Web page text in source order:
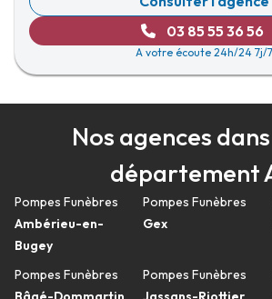
03 85 55 36 56
A votre écoute 24h/24 7j/7
Nos agences
département
Pompes Funèbres
Ambérieu-en-
Bugey
Pompes Funèbres
Pompes Funèbres
Gex
Pompes Funèbres